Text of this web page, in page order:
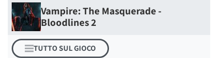
Vampire: The Masquerade -
Bloodlines 2
TUTTO SUL GIOCO